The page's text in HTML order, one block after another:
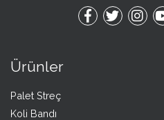
Ürünler
Palet Streç
Koli Bandı